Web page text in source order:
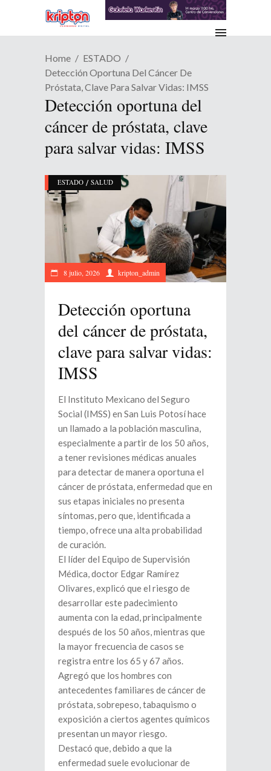
Home
ESTADO
Detección Oportuna Del Cáncer De
Próstata, Clave Para Salvar Vidas: IMSS
Detección oportuna del
cáncer de próstata, clave
para salvar vidas: IMSS
ESTADO / SALUD
8 julio, 2026 kripton_admin
Detección oportuna
del cáncer de próstata,
clave para salvar vidas:
IMSS
El Instituto Mexicano del Seguro
Social (IMSS) en San Luis Potosí hace
un llamado a la población masculina,
especialmente a partir de los 50 años,
a tener revisiones médicas anuales
para detectar de manera oportuna el
cáncer de próstata, enfermedad que en
sus etapas iniciales no presenta
síntomas, pero que, identificada a
tiempo, ofrece una alta probabilidad
de curación.
El líder del Equipo de Supervisión
Médica, doctor Edgar Ramírez
Olivares, explicó que el riesgo de
desarrollar este padecimiento
aumenta con la edad, principalmente
después de los 50 años, mientras que
la mayor frecuencia de casos se
registra entre los 65 y 67 años.
Agregó que los hombres con
antecedentes familiares de cáncer de
próstata, sobrepeso, tabaquismo o
exposición a ciertos agentes químicos
presentan un mayor riesgo.
Destacó que, debido a que la
enfermedad suele evolucionar de